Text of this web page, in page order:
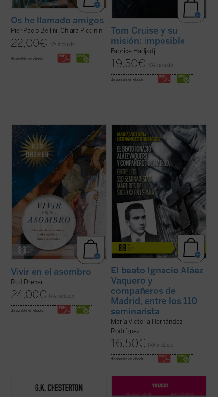
Os he llamado amigos
Pier Paolo Bellini, Chiara Piccinini
22,00€ IVA incluido
disponible en ebook:
Tom Cruise y su
misión: imposible
Fabrice Hadjadj
19,50€ IVA incluido
disponible en ebook:
Rod Dreher narra cómo Occidente fue
perdiendo su capacidad de asombrarse,
cómo se «desencantó», y muestra, con
ejemplos concretos y profundamente
humanos, que ese encantamiento no ha
desaparecido: simplemente hemos
olvidado el sentido de la ...
(ver ficha)
Vivir en el asombro
Rod Dreher
24,00€ IVA incluido
disponible en ebook:
La beatificación de estos 11 mártires, en
2026, coincide con el noventa aniversario
de la explosión sangrienta, en 1936, de la
persecución del siglo XX en España. La
postuladora de su Causa de beatificación
presenta aquí una breve pero ...
(ver ficha)
El beato Ignacio Aláez
Vaquero y
compañeros de
Madrid, entre los 110
seminarista
María Victoria Hernández
Rodríguez
16,50€ IVA incluido
disponible en ebook:
Esta publicación contiene artículos
dedicados a temas habituales como la
Basado en casi mil preguntas de jóvenes
sacerdotes, matrimonios y teólogos, este